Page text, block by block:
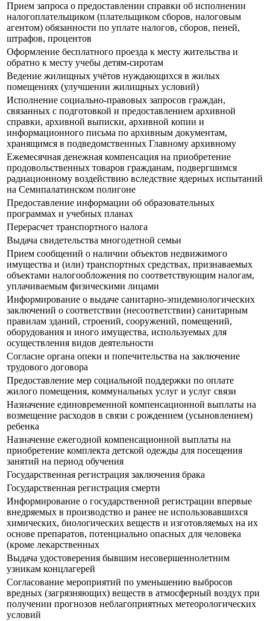
Прием запроса о предоставлении справки об исполнении
налогоплательщиком (плательщиком сборов, налоговым
агентом) обязанности по уплате налогов, сборов, пеней,
штрафов, процентов
Оформление бесплатного проезда к месту жительства и
обратно к месту учебы детям-сиротам
Ведение жилищных учётов нуждающихся в жилых
помещениях (улучшении жилищных условий)
Исполнение социально-правовых запросов граждан,
связанных с подготовкой и предоставлением архивной
справки, архивной выписки, архивной копии и
информационного письма по архивным документам,
хранящимся в подведомственных Главному архивному
Ежемесячная денежная компенсация на приобретение
продовольственных товаров гражданам, подвергшимся
радиационному воздействию вследствие ядерных испытаний
на Семипалатинском полигоне
Предоставление информации об образовательных
программах и учебных планах
Перерасчет транспортного налога
Выдача свидетельства многодетной семьи
Прием сообщений о наличии объектов недвижимого
имущества и (или) транспортных средствах, признаваемых
объектами налогообложения по соответствующим налогам,
уплачиваемым физическими лицами
Информирование о выдаче санитарно-эпидемиологических
заключений о соответствии (несоответствии) санитарным
правилам зданий, строений, сооружений, помещений,
оборудования и иного имущества, используемых для
осуществления видов деятельности
Согласие органа опеки и попечительства на заключение
трудового договора
Предоставление мер социальной поддержки по оплате
жилого помещения, коммунальных услуг и услуг связи
Назначение единовременной компенсационной выплаты на
возмещение расходов в связи с рождением (усыновлением)
ребенка
Назначение ежегодной компенсационной выплаты на
приобретение комплекта детской одежды для посещения
занятий на период обучения
Государственная регистрация заключения брака
Государственная регистрация смерти
Информирование о государственной регистрации впервые
внедряемых в производство и ранее не использовавшихся
химических, биологических веществ и изготовляемых на их
основе препаратов, потенциально опасных для человека
(кроме лекарственных
Выдача удостоверения бывшим несовершеннолетним
узникам концлагерей
Согласование мероприятий по уменьшению выбросов
вредных (загрязняющих) веществ в атмосферный воздух при
получении прогнозов неблагоприятных метеорологических
условий